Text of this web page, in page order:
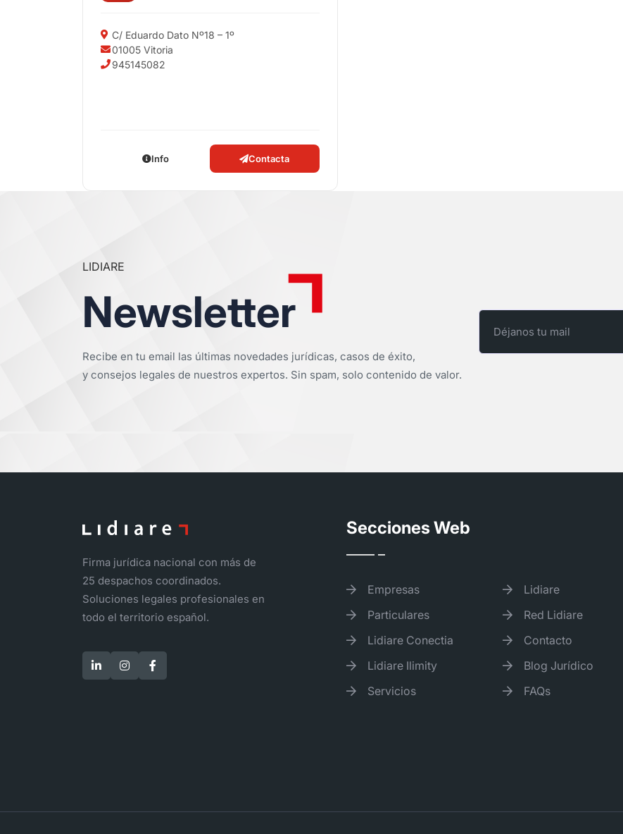
C/ Eduardo Dato Nº18 – 1º
01005 Vitoria
945145082
Info Contacta
LIDIARE
Newsletter
Recibe en tu email las últimas novedades jurídicas, casos de éxito,
y consejos legales de nuestros expertos. Sin spam, solo contenido de valor.
Firma jurídica nacional con más de
25 despachos coordinados.
Soluciones legales profesionales en
todo el territorio español.
Secciones Web
Empresas
Particulares
Lidiare Conectia
Lidiare Ilimity
Servicios
Lidiare
Red Lidiare
Contacto
Blog Jurídico
FAQs